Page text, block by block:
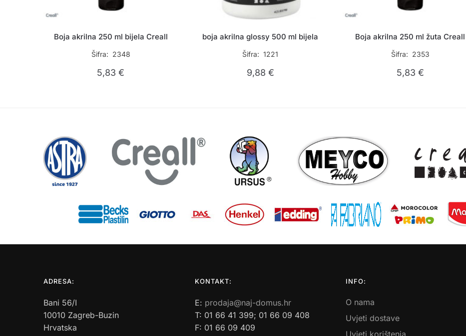
Boja akrilna 250 ml bijela Creall
Šifra: 2348
5,83€
boja akrilna glossy 500 ml bijela
Šifra: 1221
9,88 €
Boja akrilna 250 ml žuta Creall
Šifra: 2353
5,83 €
ADRESA:
Bani 56/I
10010 Zagreb-Buzin
Hrvatska
KONTAKT:
E: prodaja@naj-domus.hr
T: 01 66 41 399; 01 66 09 408
F: 01 66 09 409
INFO:
O nama
Uvjeti dostave
Uvjeti korištenja